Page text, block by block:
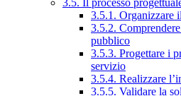
3.5.1. Organizzare
3.5.2.
pubblico
3.5.3. Progettare i
servizio
3.5.4. Realizzare
3.5.5. Validare la